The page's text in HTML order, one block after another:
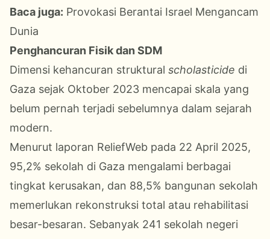
Baca juga: Provokasi Berantai Israel Mengancam
Dunia
Penghancuran Fisik dan SDM
Dimensi kehancuran struktural scholasticide di
Gaza sejak Oktober 2023 mencapai skala yang
belum pernah terjadi sebelumnya dalam sejarah
modern.
Menurut laporan ReliefWeb pada 22 April 2025,
95,2% sekolah di Gaza mengalami berbagai
tingkat kerusakan, dan 88,5% bangunan sekolah
memerlukan rekonstruksi total atau rehabilitasi
besar-besaran. Sebanyak 241 sekolah negeri